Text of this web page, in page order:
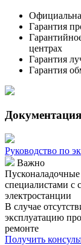
Гарантия
центрах
Гарантия
Гарантия
Руководство по
Важно
специалистами с
электростанции
В случае
эксплуатацию
ремонте
Получить